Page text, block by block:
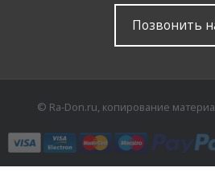
Позвонить
© Ra-Don.ru, копирование